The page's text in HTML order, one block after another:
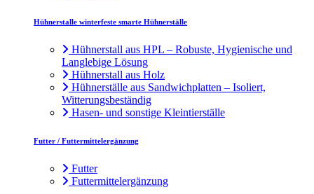
Hühnerstalle winterfeste smarte Hühnerställe
Hühnerstall aus HPL – Robuste, Hygienische und
Langlebige Lösung
Hühnerstall aus Holz
Hühnerställe aus Sandwichplatten – Isoliert,
Witterungsbeständig
Hasen- und sonstige Kleintierställe
Futter / Futtermittelergänzung
Futter
Futtermittelergänzung